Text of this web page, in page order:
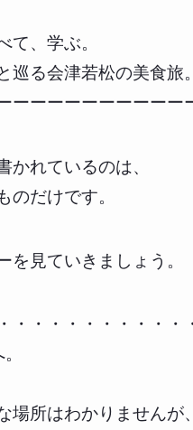
、学ぶ。
る会津若松の美食旅。
ーーーーーーーーーー
かれているのは、
のだけです。
を見ていきましょう。
・・・・・・・・・・
場所はわかりませんが、